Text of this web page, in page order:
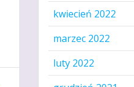
kwiecień 2022
marzec 2022
luty 2022